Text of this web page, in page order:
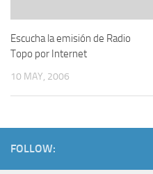
Escucha la emisión de Radio
Topo por Internet
10 MAY, 2006
FOLLOW: